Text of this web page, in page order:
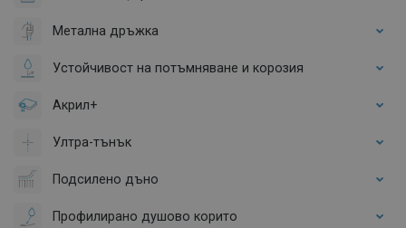
Метална дръжка
Устойчивост на потъмняване и корозия
Акрил+
Ултра-тънък
Подсилено дъно
Профилирано душово корито